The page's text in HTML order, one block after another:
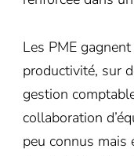
Les PME
productivité, sur
gestion
collaboration
peu connus mais